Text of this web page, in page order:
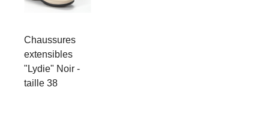
Chaussures
extensibles
"Lydie" Noir -
taille 38